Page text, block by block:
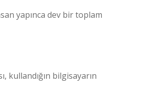
yapınca dev bir toplam
kullandığın bilgisayarın